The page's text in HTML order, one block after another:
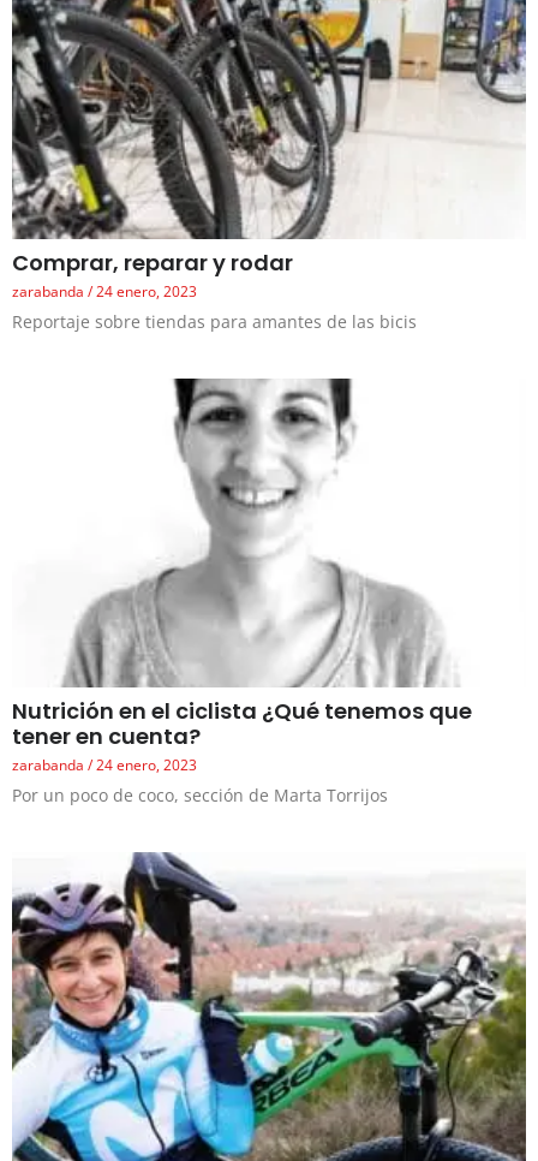
Comprar, reparar y rodar
zarabanda 24 enero, 2023
Reportaje sobre tiendas para amantes de las bicis
Nutrición en el ciclista ¿Qué tenemos que
tener en cuenta?
zarabanda 24 enero, 2023
Por un poco de coco, sección de Marta Torrijos